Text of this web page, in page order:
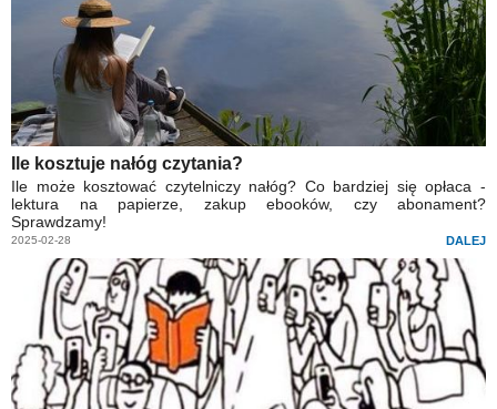
Ile kosztuje nałóg czytania?
Ile może kosztować czytelniczy nałóg? Co bardziej się opłaca -
lektura na papierze, zakup ebooków, czy abonament?
Sprawdzamy!
2025-02-28 DALEJ